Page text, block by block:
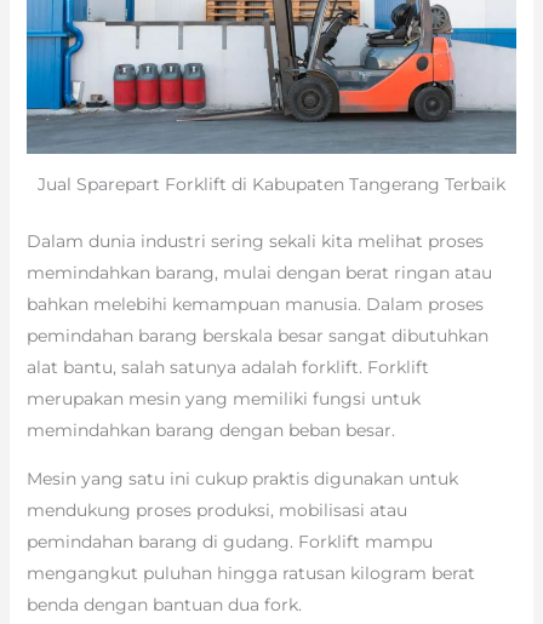
Jual Sparepart Forklift di Kabupaten Tangerang Terbaik
Dalam dunia industri sering sekali kita melihat proses
memindahkan barang, mulai dengan berat ringan atau
bahkan melebihi kemampuan manusia. Dalam proses
pemindahan barang berskala besar sangat dibutuhkan
alat bantu, salah satunya adalah forklift. Forklift
merupakan mesin yang memiliki fungsi untuk
memindahkan barang dengan beban besar.
Mesin yang satu ini cukup praktis digunakan untuk
mendukung proses produksi, mobilisasi atau
pemindahan barang di gudang. Forklift mampu
mengangkut puluhan hingga ratusan kilogram berat
benda dengan bantuan dua fork.